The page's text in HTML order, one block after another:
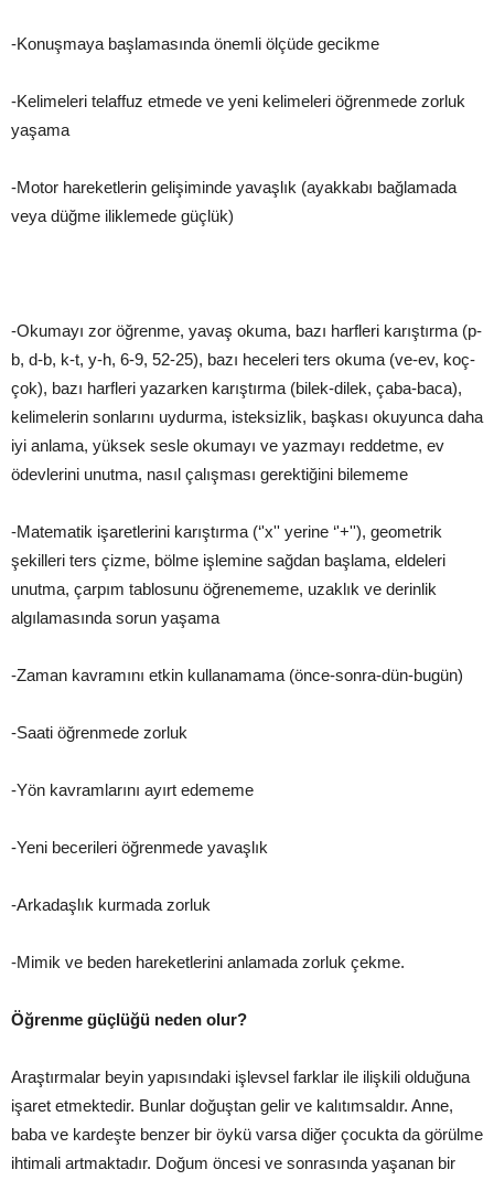
-Konuşmaya başlamasında önemli ölçüde gecikme
-Kelimeleri telaffuz etmede ve yeni kelimeleri öğrenmede zorluk
yaşama
-Motor hareketlerin gelişiminde yavaşlık (ayakkabı bağlamada
veya düğme iliklemede güçlük)
-Okumayı zor öğrenme, yavaş okuma, bazı harfleri karıştırma (p-
b, d-b, k-t, y-h, 6-9, 52-25), bazı heceleri ters okuma (ve-ev, koç-
çok), bazı harfleri yazarken karıştırma (bilek-dilek, çaba-baca),
kelimelerin sonlarını uydurma, isteksizlik, başkası okuyunca daha
iyi anlama, yüksek sesle okumayı ve yazmayı reddetme, ev
ödevlerini unutma, nasıl çalışması gerektiğini bilememe
-Matematik işaretlerini karıştırma (‘'x'' yerine ‘'+''), geometrik
şekilleri ters çizme, bölme işlemine sağdan başlama, eldeleri
unutma, çarpım tablosunu öğrenememe, uzaklık ve derinlik
algılamasında sorun yaşama
-Zaman kavramını etkin kullanamama (önce-sonra-dün-bugün)
-Saati öğrenmede zorluk
-Yön kavramlarını ayırt edememe
-Yeni becerileri öğrenmede yavaşlık
-Arkadaşlık kurmada zorluk
-Mimik ve beden hareketlerini anlamada zorluk çekme.
Öğrenme güçlüğü neden olur?
Araştırmalar beyin yapısındaki işlevsel farklar ile ilişkili olduğuna
işaret etmektedir. Bunlar doğuştan gelir ve kalıtımsaldır. Anne,
baba ve kardeşte benzer bir öykü varsa diğer çocukta da görülme
ihtimali artmaktadır. Doğum öncesi ve sonrasında yaşanan bir